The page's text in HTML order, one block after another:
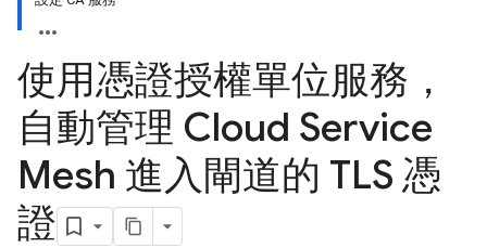
使用憑證授權單位服務，
自動管理 Cloud Service
Mesh 進入閘道的 TLS 憑
證